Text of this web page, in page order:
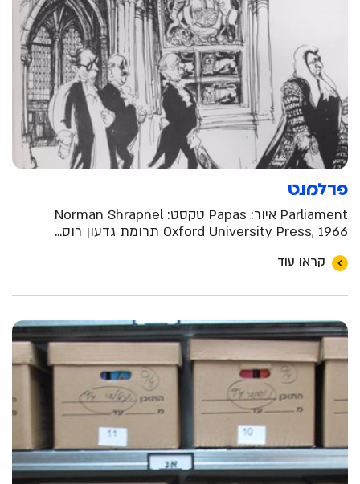
פרלמנט
Parliament איור: Papas טקסט: Norman Shrapnel
Oxford University Press, 1966 תרומת גדעון רוס...
קראו עוד